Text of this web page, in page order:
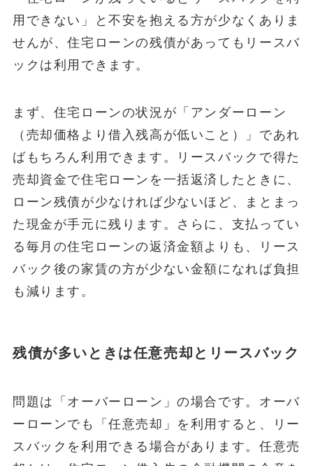
用できない」と不安を抱える方が少なくありま
せんが、住宅ローンの残債があってもリースバ
ックは利用できます。
まず、住宅ローンの状況が「アンダーローン
（売却価格より借入残高が低いこと）」であれ
ばもちろん利用できます。リースバックで得た
売却資金で住宅ローンを一括返済したときに、
ローン残債が少なければ少ないほど、まとまっ
た現金が手元に残ります。さらに、支払ってい
る毎月の住宅ローンの返済金額よりも、リース
バック後の家賃の方が少ない金額になれば負担
も減ります。
残債が多いときは任意売却とリースバック
問題は「オーバーローン」の場合です。オーバ
ーローンでも「任意売却」を利用すると、リー
スバックを利用できる場合があります。任意売